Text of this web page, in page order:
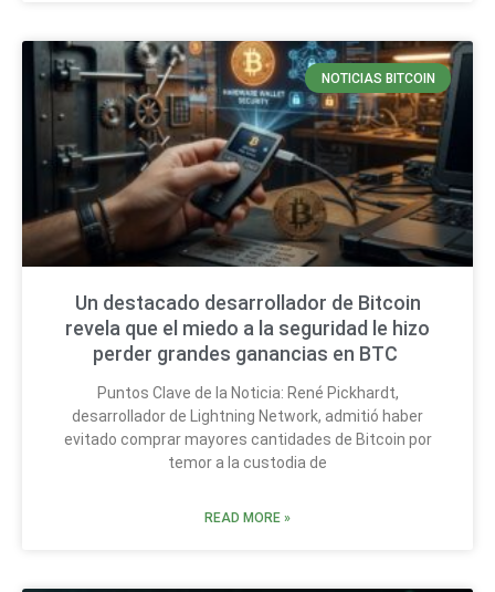
NOTICIAS BITCOIN
Un destacado desarrollador de Bitcoin
revela que el miedo a la seguridad le hizo
perder grandes ganancias en BTC
Puntos Clave de la Noticia: René Pickhardt,
desarrollador de Lightning Network, admitió haber
evitado comprar mayores cantidades de Bitcoin por
temor a la custodia de
READ MORE »